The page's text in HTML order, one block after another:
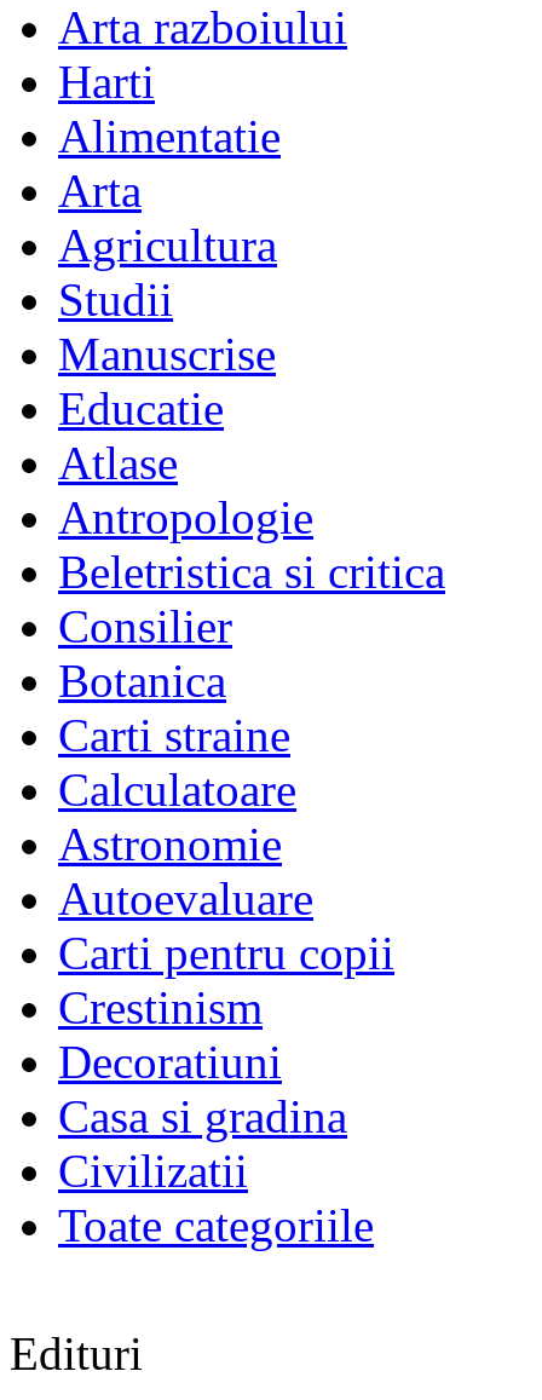
Arta razboiului
Harti
Alimentatie
Arta
Agricultura
Studii
Manuscrise
Educatie
Atlase
Antropologie
Beletristica si critica
Consilier
Botanica
Carti straine
Calculatoare
Astronomie
Autoevaluare
Carti pentru copii
Crestinism
Decoratiuni
Casa si gradina
Civilizatii
Toate categoriile
Edituri